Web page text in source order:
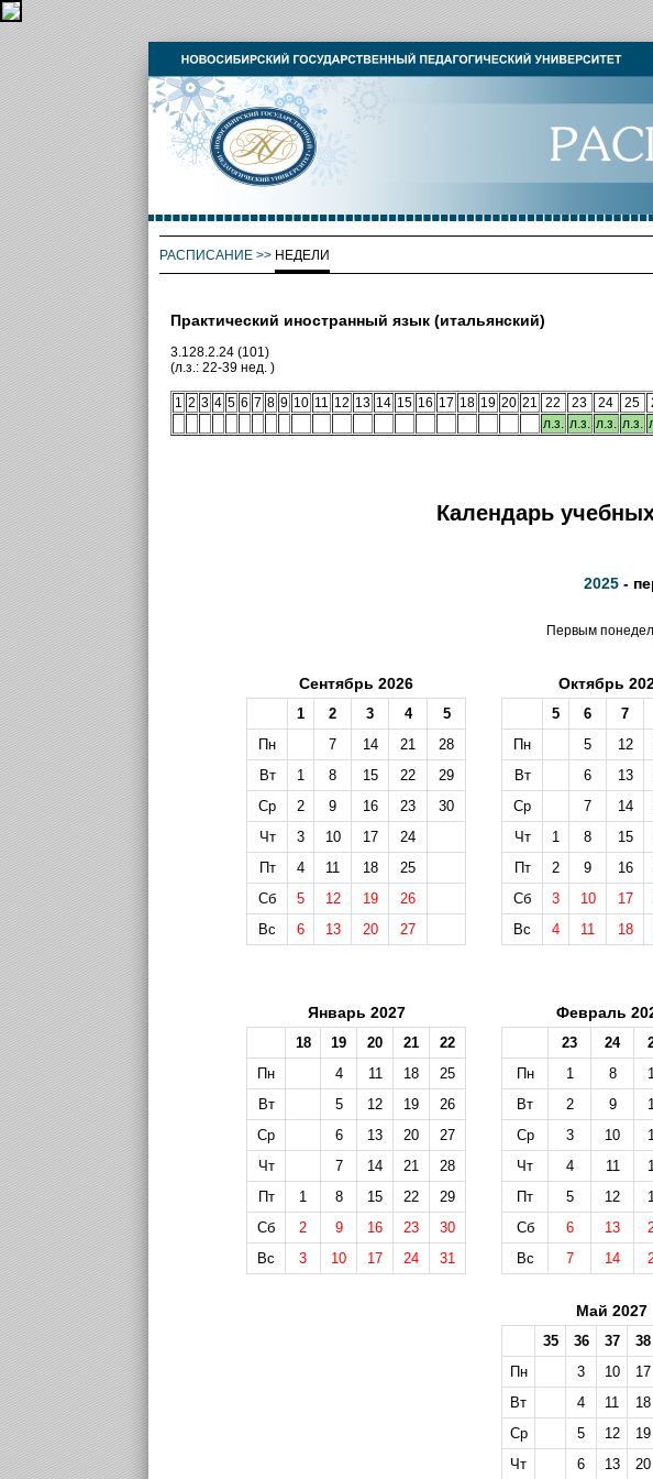
РАСПИСАНИЕ>> НЕДЕЛИ
Практический иностранный язык (итальянский)
3.128.2.24 (101)
(л.з.: 22-39 нед. )
1 2 3 4 5 6 7 8 9 10 11 12 13 14 15 16 17 18 19 20 21 22 23 24 25
л.з. л.з. л.з. л.з.
Календарь
2025-
Первым
Сентябрь 2026
1 2 3 4
5
Пн
7 14 21
28
Вт
1 8 15 22
29
Ср
2 9 16 23
30
Чт
3 10 17
24
Пт
4 11 18
25
Сб
5 12 19
26
Вс
6 13 20 27
Октябрь
5 6 7
Пн
5 12
Вт
6 13
Ср
7 14
Чт
1 8 15
Пт
2 9 16
Сб
3 10 17
Вс
4 11 18
Январь 2027
18 19 20 21
22
Пн
4 11 18
25
Вт
5 12 19
26
Ср
6 13 20
27
Чт
7 14 21
28
Пт
1 8 15 22
29
Сб
2 9 16 23
30
Вс
3 10 17 24 31
Февраль
23 24
Пн
1 8
Вт
2 9
Ср
3 10
Чт
4 11
Пт
5 12
Сб
6 13
Вс
7 14
Май 2027
35 36 37 38
Пн
3 10 17
Вт
4 11 18
Ср
5 12 19
Чт
6 13 20